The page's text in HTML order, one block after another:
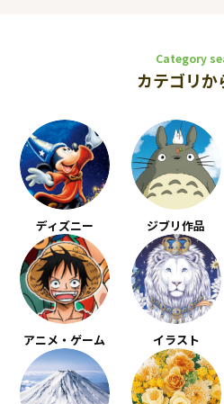
Category
カテゴリか
ディズニー ジブリ作品
アニメ・ゲーム イラスト